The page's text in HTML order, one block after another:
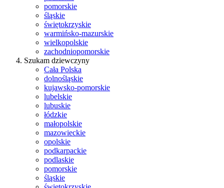
pomorskie
śląskie
świętokrzyskie
warmińsko-mazurskie
wielkopolskie
zachodniopomorskie
Szukam dziewczyny
Cała Polska
dolnośląskie
kujawsko-pomorskie
lubelskie
lubuskie
łódzkie
małopolskie
mazowieckie
opolskie
podkarpackie
podlaskie
pomorskie
śląskie